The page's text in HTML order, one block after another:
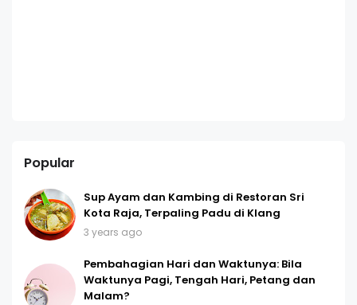
Popular
Sup Ayam dan Kambing di Restoran Sri
Kota Raja, Terpaling Padu di Klang
3 years ago
Pembahagian Hari dan Waktunya: Bila
Waktunya Pagi, Tengah Hari, Petang dan
Malam?